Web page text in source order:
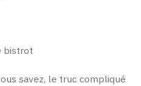
bistrot
savez, le truc compliqué